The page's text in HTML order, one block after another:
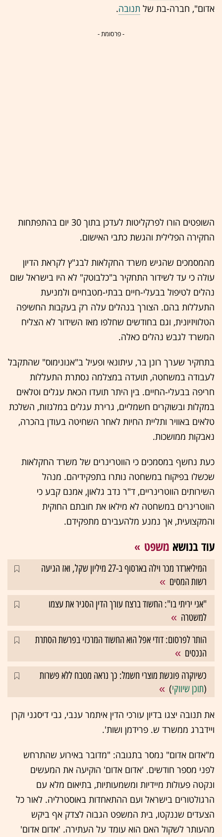
אדום", חברה-בת של תנובה.
- פרסומת -
השופטים הורו לפרקליטות לעדכן בתוך 30 יום בהתפתחות
החקירה הפלילית והגשת כתבי האישום.
מהמסמכים שהגיש משרד החקלאות לבג"ץ לקראת הדיון
עולה כי עד לשידור התחקיר ב"כלבוטק" לא היו בישראל שום
נהלים לטיפול בבעלי-חיים בבתי-מטבחיים ולמניעת
התעללות בהם. הצורך בנהלים עלה רק בעקבות החשיפה
הטלוויזיונית, וגם בחודשים שחלפו מאז השידור לא הצליח
המשרד לגבש נהלים כאלה.
בתחקיר שערך רונן בר, עיתונאי ופעיל ב"אנונימוס" שהתקבל
לעבודה במשחטה, תועדה במצלמה נסתרת התעללות
חריפה בבעלי-החיים. בין היתר תועדו הכאת עגלים וטלאים
במקלות ובשוקרים חשמליים, גרירת עגלים במלגזות, השלכת
טלאים באוויר ותליית החיות לאחר השחיטה בעודן בהכרה,
נאבקות ממושכות.
כעת נחשף במסמכים כי הווטרינרים של משרד החקלאות
שכשלו בפיקוח במשחטה נותרו בתפקידיהם. מנהל
השירותים הווטרינריים, ד"ר נדב גלאון, אמנם קבע כי
הווטרינרים במשחטה לא מילאו את חובתם החוקית
והמקצועית, אך נמנע מלהעבירם מתפקידם.
עוד בנושא משפט
המיליארדר מכר וילה בארסוף ב-27 מיליון שקל, ואז הגיעה
רשות המסים
"אני יריתי בו": החשוד ברצח עורך הדין הסגיר את עצמו
למשטרה
הותר לפרסום: דודי אפל הוא החשוד המרכזי בפרשת הסתרת
הנכסים
כשיוקרה פוגשת מוצרי חשמל: כך נראה מטבח ללא פשרות
(תוכן שיווקי)
את תנובה יצגו בדיון עורכי הדין איתמר ענבי, גבי דיסגני וקרן
ויידברג ממשרד ש. פרידמן ושות'.
מ"אדום אדום" נמסר בתגובה: "מדובר באירוע שהתרחש
לפני מספר חודשים. 'אדום אדום' הוקיעה את המעשים
ונקטה פעולות מיידיות ומשמעותיות, בתיאום מלא עם
הרגולטורים בישראל ועם ההתאחדות באוסטרליה. לאור כל
הצעדים שננקטו, בית המשפט הגבוה לצדק אף ביקש
מהעותר לשקול האם הוא עומד על העתירה. 'אדום אדום'